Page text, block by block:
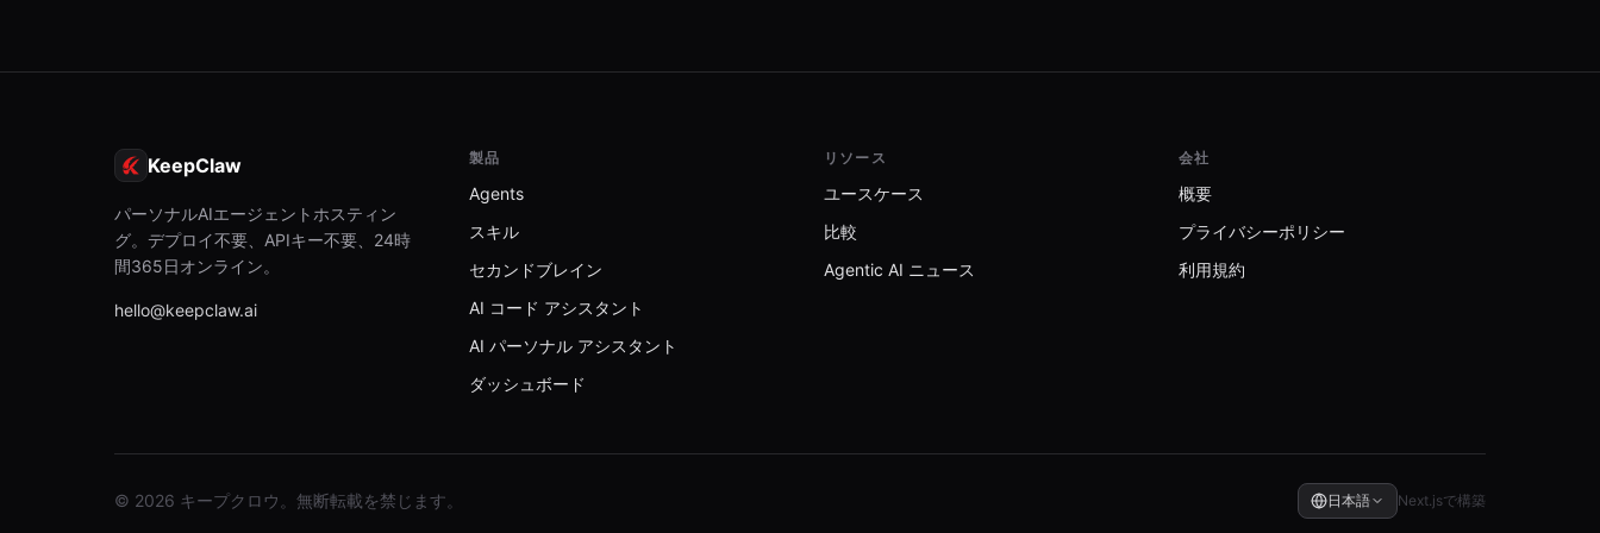
KeepClaw
パーソナルAIエージェントホスティン
グ。デプロイ不要、APIキー不要、24時
間365日オンライン。
hello@keepclaw.ai
製品
Agents
スキル
セカンドブレイン
AI コード アシスタント
AI パーソナル アシスタント
ダッシュボード
リソース
ユースケース
比較
Agentic AI ニュース
会社
概要
プライバシーポリシー
利用規約
© 2026 キープクロウ。無断転載を禁じます。 日本語 Next.jsで構築